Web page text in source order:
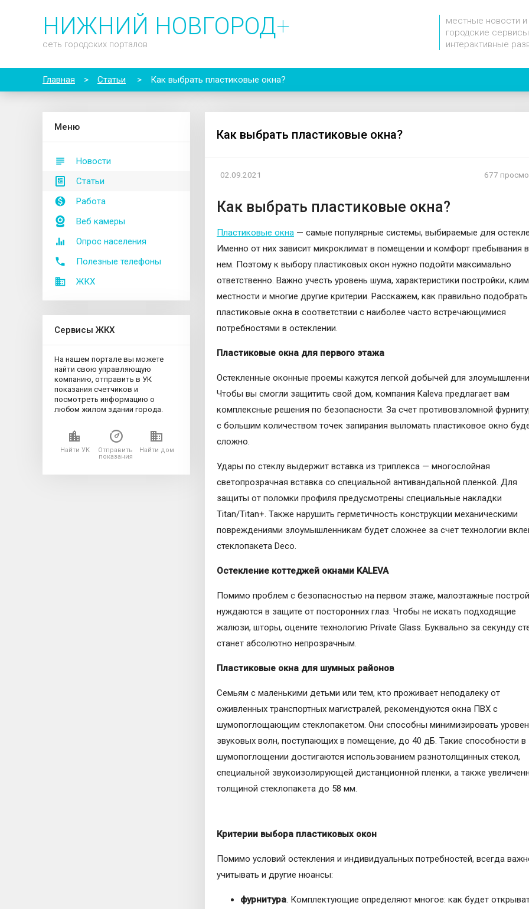
НИЖНИЙ НОВГОРОД+
сеть городских порталов
местные новости
городские
интерактивные
Главная > Статьи > Как выбрать пластиковые окна?
Меню
Новости
Статьи
Работа
Веб камеры
Опрос населения
Полезные телефоны
ЖКХ
Сервисы ЖКХ
На нашем портале вы можете
найти свою управляющую
компанию, отправить в УК
показания счетчиков и
посмотреть информацию о
любом жилом здании города.
Найти УК
Отправить
показания
Найти дом
Как выбрать пластиковые окна?
677
02.09.2021
Как выбрать пластиковые окна?
Пластиковые окна — самые популярные системы, выбираемые для
Именно от них зависит микроклимат в помещении и комфорт пребывания в
нем. Поэтому к выбору пластиковых окон нужно подойти максимально
ответственно. Важно учесть уровень шума, характеристики постройки,
местности и многие другие критерии. Расскажем, как правильно подобрать
пластиковые окна в соответствии с наиболее часто встречающимися
потребностями в остеклении.
Пластиковые окна для первого этажа
Остекленные оконные проемы кажутся легкой добычей для
Чтобы вы смогли защитить свой дом, компания Kaleva предлагает вам
комплексные решения по безопасности. За счет противовзломной
с большим количеством точек запирания выломать пластиковое окно
сложно.
Удары по стеклу выдержит вставка из триплекса — многослойная
светопрозрачная вставка со специальной антивандальной пленкой. Для
защиты от поломки профиля предусмотрены специальные накладки
Titan/Titan+. Также нарушить герметичность конструкции механическими
повреждениями злоумышленникам будет сложнее за счет технологии
стеклопакета Deco.
Остекление коттеджей окнами KALEVA
Помимо проблем с безопасностью на первом этаже, малоэтажные
нуждаются в защите от посторонних глаз. Чтобы не искать подходящие
жалюзи, шторы, оцените технологию Private Glass. Буквально за секунду
станет абсолютно непрозрачным.
Пластиковые окна для шумных районов
Семьям с маленькими детьми или тем, кто проживает неподалеку от
оживленных транспортных магистралей, рекомендуются окна ПВХ с
шумопоглощающим стеклопакетом. Они способны минимизировать
звуковых волн, поступающих в помещение, до 40 дБ. Такие способности в
шумопоглощении достигаются использованием разнотолщинных стекол,
специальной звукоизолирующей дистанционной пленки, а также
толщиной стеклопакета до 58 мм.
Критерии выбора пластиковых окон
Помимо условий остекления и индивидуальных потребностей, всегда
учитывать и другие нюансы:
фурнитура . Комплектующие определяют многое: как будет